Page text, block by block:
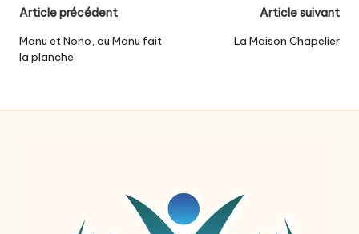
Post
navigation
Article précédent
Manu et Nono, ou Manu fait
la planche
Article suivant
La Maison Chapelier